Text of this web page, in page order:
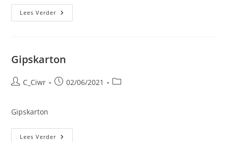
Lees VerderHoutwerk
Gipskarton
BerichtC_Ciwr
Bericht02/06/2021 Berichtcategorie:
Gipskarton
Lees VerderGipskarton